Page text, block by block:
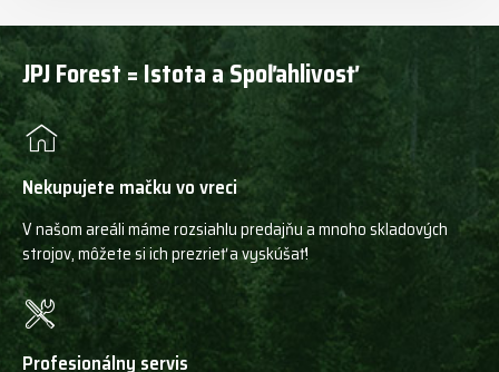
JPJ Forest = Istota a Spoľahlivosť
Nekupujete mačku vo vreci
V našom areáli máme rozsiahlu predajňu a mnoho skladových
strojov, môžete si ich prezrieť a vyskúšať!
Profesionálny servis